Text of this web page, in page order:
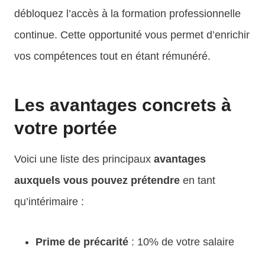
débloquez l’accès à la formation professionnelle
continue. Cette opportunité vous permet d’enrichir
vos compétences tout en étant rémunéré.
Les avantages concrets à
votre portée
Voici une liste des principaux avantages
auxquels vous pouvez prétendre en tant
qu’intérimaire :
Prime de précarité : 10% de votre salaire